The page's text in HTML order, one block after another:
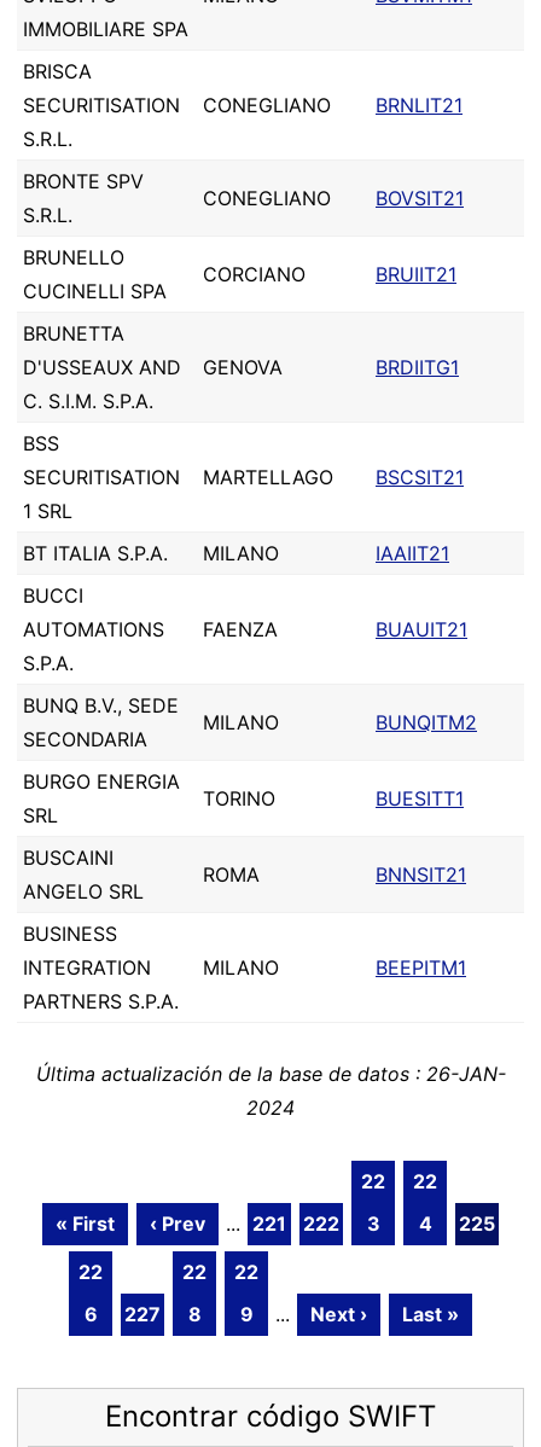
IMMOBILIARE SPA
BRISCA
SECURITISATION
S.R.L.
CONEGLIANO BRNLIT21
BRONTE SPV
S.R.L.
CONEGLIANO BOVSIT21
BRUNELLO
CUCINELLI SPA
CORCIANO BRUIIT21
BRUNETTA
D'USSEAUX AND
C. S.I.M. S.P.A.
GENOVA BRDIITG1
BSS
SECURITISATION
1 SRL
MARTELLAGO BSCSIT21
BT ITALIA S.P.A. MILANO
IAAIIT21
BUCCI
AUTOMATIONS
S.P.A.
FAENZA BUAUIT21
BUNQ B.V., SEDE
SECONDARIA
MILANO BUNQITM2
BURGO ENERGIA
SRL
TORINO BUESITT1
BUSCAINI
ANGELO SRL
ROMA BNNSIT21
BUSINESS
INTEGRATION
PARTNERS S.P.A.
MILANO BEEPITM1
Última actualización de la base de datos : 26-JAN-
2024
« First ‹ Prev ... 221 222
22
3
22
4
225
22
6
227
22
8
22
9
... Next › Last »
Encontrar código SWIFT